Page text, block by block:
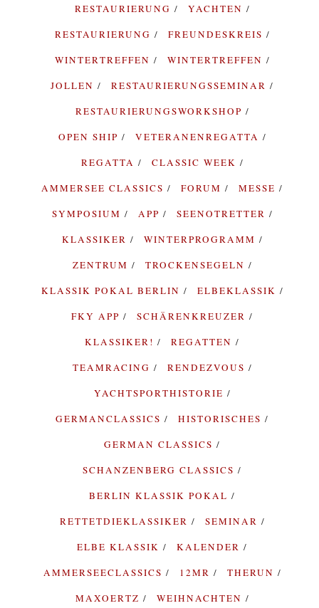
RESTAURIERUNG
YACHTEN
RESTAURIERUNG
FREUNDESKREIS
WINTERTREFFEN
WINTERTREFFEN
JOLLEN
RESTAURIERUNGSSEMINAR
RESTAURIERUNGSWORKSHOP
OPEN SHIP
VETERANENREGATTA
REGATTA
CLASSIC WEEK
AMMERSEE CLASSICS
FORUM
MESSE
SYMPOSIUM
APP
SEENOTRETTER
KLASSIKER
WINTERPROGRAMM
ZENTRUM
TROCKENSEGELN
KLASSIK POKAL BERLIN
ELBEKLASSIK
FKY APP
SCHÄRENKREUZER
KLASSIKER!
REGATTEN
TEAMRACING
RENDEZVOUS
YACHTSPORTHISTORIE
GERMANCLASSICS
HISTORISCHES
GERMAN CLASSICS
SCHANZENBERG CLASSICS
BERLIN KLASSIK POKAL
RETTETDIEKLASSIKER
SEMINAR
ELBE KLASSIK
KALENDER
AMMERSEECLASSICS
12MR
THERUN
MAXOERTZ
WEIHNACHTEN